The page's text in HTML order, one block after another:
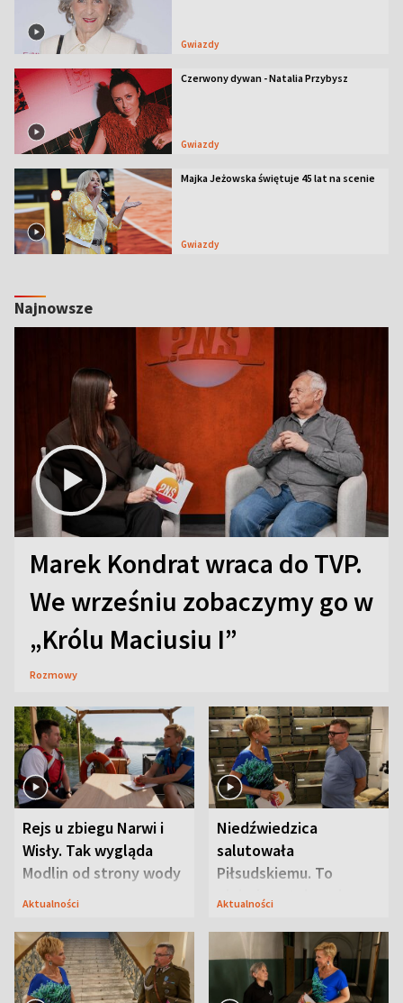
Gwiazdy
Czerwony dywan - Natalia Przybysz
Gwiazdy
Majka Jeżowska świętuje 45 lat na scenie
Gwiazdy
Najnowsze
Marek Kondrat wraca do TVP.
We wrześniu zobaczymy go w
„Królu Maciusiu I”
Rozmowy
Rejs u zbiegu Narwi i
Wisły. Tak wygląda
Modlin od strony wody
Aktualności
Niedźwiedzica
salutowała
Piłsudskiemu. To
niejedyna tajemnica
Aktualności